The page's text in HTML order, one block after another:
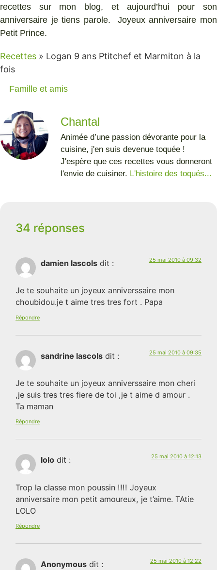
recettes sur mon blog, et aujourd’hui pour son
anniversaire je tiens parole. Joyeux anniversaire mon
Petit Prince.
Recettes » Logan 9 ans Ptitchef et Marmiton à la
fois
Famille et amis
Chantal
Animée d’une passion dévorante pour la
cuisine, j'en suis devenue toquée !
J'espère que ces recettes vous donneront
l'envie de cuisiner. L'histoire des toqués...
34 réponses
damien lascols dit : 25 mai 2010 à 09:32
Je te souhaite un joyeux anniverssaire mon
choubidou.je t aime tres tres fort . Papa
Répondre
sandrine lascols dit : 25 mai 2010 à 09:35
Je te souhaite un joyeux anniverssaire mon cheri
,je suis tres tres fiere de toi ,je t aime d amour .
Ta maman
Répondre
lolo dit : 25 mai 2010 à 12:13
Trop la classe mon poussin !!!! Joyeux
anniversaire mon petit amoureux, je t’aime. TAtie
LOLO
Répondre
Anonymous dit : 25 mai 2010 à 12:22